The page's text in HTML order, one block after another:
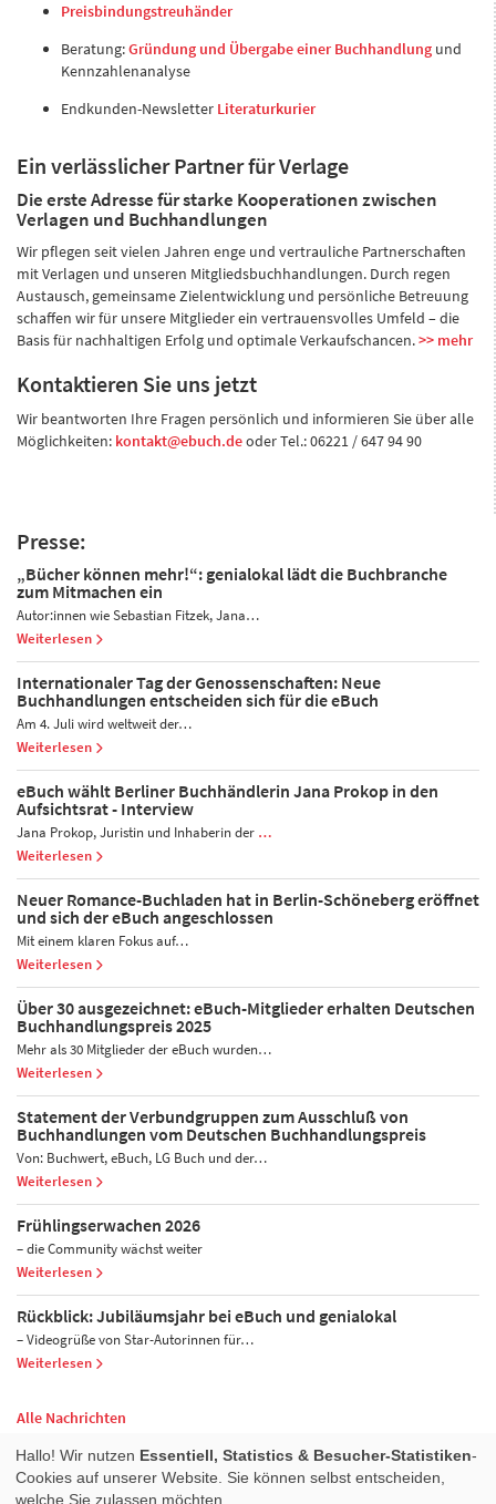
Preisbindungstreuhänder
Beratung:Gründung und Übergabe einer Buchhandlung und
Kennzahlenanalyse
Endkunden-Newsletter Literaturkurier
Ein verlässlicher Partner für Verlage
Die erste Adresse für starke Kooperationen zwischen
Verlagen und Buchhandlungen
Wir pflegen seit vielen Jahren enge und vertrauliche Partnerschaften
mit Verlagen und unseren Mitgliedsbuchhandlungen. Durch regen
Austausch, gemeinsame Zielentwicklung und persönliche Betreuung
schaffen wir für unsere Mitglieder ein vertrauensvolles Umfeld – die
Basis für nachhaltigen Erfolg und optimale Verkaufschancen.>> mehr
Kontaktieren Sie uns jetzt
Wir beantworten Ihre Fragen persönlich und informieren Sie über alle
Möglichkeiten: kontakt@ebuch.deoder Tel.: 06221 / 647 94 90
Presse:
„Bücher können mehr!“: genialokal lädt die Buchbranche
zum Mitmachen ein
Autor:innen wie Sebastian Fitzek, Jana…
Weiterlesen
Internationaler Tag der Genossenschaften: Neue
Buchhandlungen entscheiden sich für die eBuch
Am 4. Juli wird weltweit der…
Weiterlesen
eBuch wählt Berliner Buchhändlerin Jana Prokop in den
Aufsichtsrat - Interview
Jana Prokop, Juristin und Inhaberin der …
Weiterlesen
Neuer Romance-Buchladen hat in Berlin-Schöneberg eröffnet
und sich der eBuch angeschlossen
Mit einem klaren Fokus auf…
Weiterlesen
Über 30 ausgezeichnet: eBuch-Mitglieder erhalten Deutschen
Buchhandlungspreis 2025
Mehr als 30 Mitglieder der eBuch wurden…
Weiterlesen
Statement der Verbundgruppen zum Ausschluß von
Buchhandlungen vom Deutschen Buchhandlungspreis
Von: Buchwert, eBuch, LG Buch und der…
Weiterlesen
Frühlingserwachen 2026
– die Community wächst weiter
Weiterlesen
Rückblick: Jubiläumsjahr bei eBuch und genialokal
– Videogrüße von Star-Autorinnen für…
Weiterlesen
Alle Nachrichten
Nach oben
Hallo! Wir nutzen Essentiell, Statistics & Besucher-Statistiken-
Cookies auf unserer Website. Sie können selbst entscheiden,
welche Sie zulassen möchten.